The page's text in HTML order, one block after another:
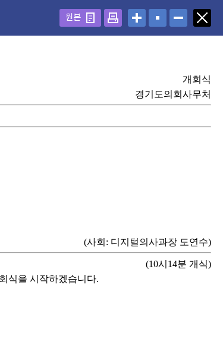
원본
개회식
경기도의회사무처
(사회: 디지털의사과장 도연수)
(10시14분 개식)
식을 시작하겠습니다.